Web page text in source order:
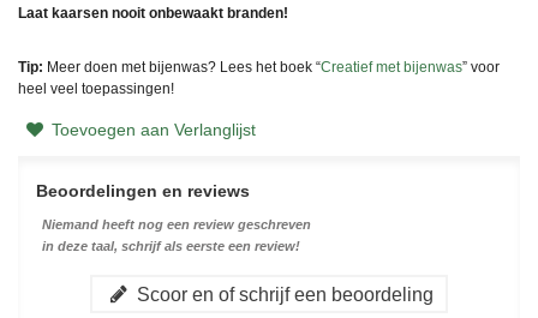
Laat kaarsen nooit onbewaakt branden!
Tip: Meer doen met bijenwas? Lees het boek “Creatief met bijenwas” voor
heel veel toepassingen!
Toevoegen aan Verlanglijst
Beoordelingen en reviews
Niemand heeft nog een review geschreven
in deze taal, schrijf als eerste een review!
Scoor en of schrijf een beoordeling